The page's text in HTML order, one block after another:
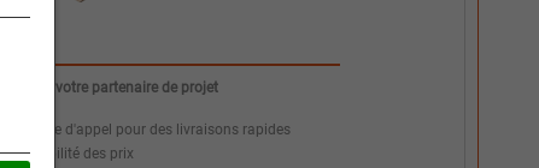
Nous, votre partenaire de projet
Ordre d'appel pour des livraisons rapides
+ Stabilité des prix